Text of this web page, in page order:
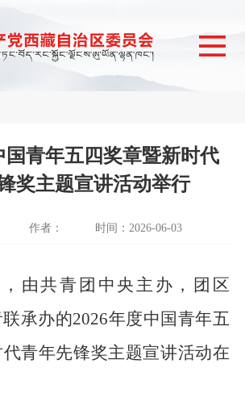
国青年五四奖章暨新时代
奖主题宣讲活动举行
作者： 时间：2026-06-03
由共青团中央主办，团区
承办的2026年度中国青年五
青年先锋奖主题宣讲活动在